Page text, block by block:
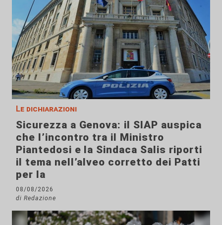
Le dichiarazioni
Sicurezza a Genova: il SIAP auspica
che l’incontro tra il Ministro
Piantedosi e la Sindaca Salis riporti
il tema nell’alveo corretto dei Patti
per la
08/08/2026
di Redazione